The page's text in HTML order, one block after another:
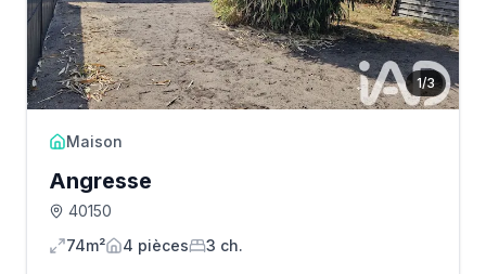
1/3
Maison
Angresse
40150
74m²
4 pièces 3 ch.